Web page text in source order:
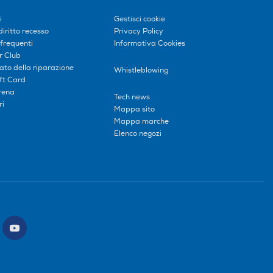
recesso
Club
della riparazione
Card
Gestisci cookie
Privacy Policy
Informativa Cookies
Whistleblowing
Tech news
Mappa sito
Mappa marche
Elenco negozi